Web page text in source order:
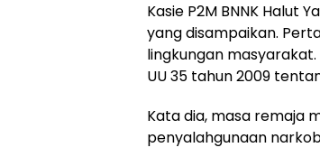
Kasie P2M BNNK Halut
yang disampaikan.
lingkungan
UU 35 tahun 2009
Kata dia, masa remaja
penyalahgunaan